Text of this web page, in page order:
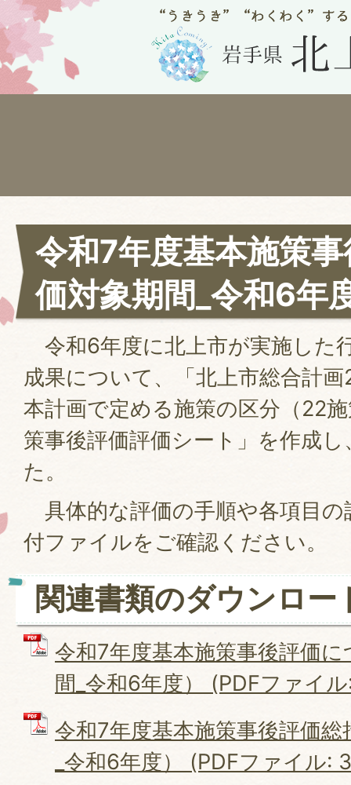
令和7年度基本施策
価対象期間_令和6年
令和6年度に北上市が実施した
成果について、「北上市総合計
本計画で定める施策の区分（22
策事後評価評価シート」を作成
た。
具体的な評価の手順や各項目
付ファイルをご確認ください。
関連書類のダウンロー
令和7年度基本施策事後評価
間_令和6年度） (PDFファイ
令和7年度基本施策事後評価
_令和6年度） (PDFファイル: